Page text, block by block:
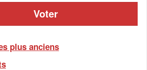
plus anciens